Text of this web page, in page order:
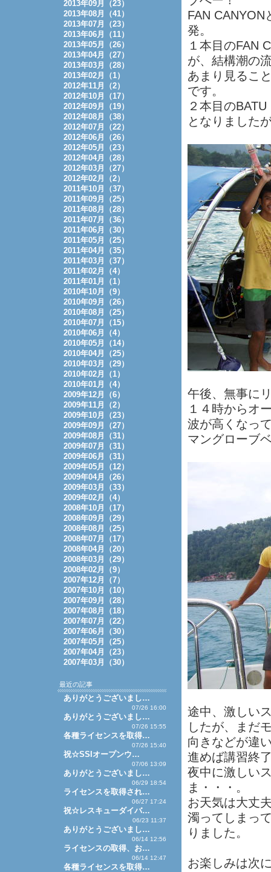
FAN CANYON
発。
１本目のFAN
が、結構潮の
あまり見るこ
です。
２本目の
となりました
午後、無事に
１４時からオ
波が高くなっ
マングローブ
途中、激しい
したが、まだ
向きなどが違
進めば講習終
夜中に激しい
ま・・・。
お天気は大丈
濁ってしまっ
りました。
お楽しみは次
2013年09月（23）
2013年08月（41）
2013年07月（23）
2013年06月（11）
2013年05月（26）
2013年04月（27）
2013年03月（28）
2013年02月（1）
2012年11月（2）
2012年10月（17）
2012年09月（19）
2012年08月（38）
2012年07月（22）
2012年06月（26）
2012年05月（23）
2012年04月（28）
2012年03月（27）
2012年02月（2）
2011年10月（37）
2011年09月（25）
2011年08月（28）
2011年07月（36）
2011年06月（30）
2011年05月（25）
2011年04月（35）
2011年03月（37）
2011年02月（4）
2011年01月（1）
2010年10月（9）
2010年09月（26）
2010年08月（25）
2010年07月（15）
2010年06月（4）
2010年05月（14）
2010年04月（25）
2010年03月（29）
2010年02月（1）
2010年01月（4）
2009年12月（6）
2009年11月（2）
2009年10月（23）
2009年09月（27）
2009年08月（31）
2009年07月（31）
2009年06月（31）
2009年05月（12）
2009年04月（26）
2009年03月（33）
2009年02月（4）
2008年10月（17）
2008年09月（29）
2008年08月（25）
2008年07月（17）
2008年04月（20）
2008年03月（29）
2008年02月（9）
2007年12月（7）
2007年10月（10）
2007年09月（28）
2007年08月（18）
2007年07月（22）
2007年06月（30）
2007年05月（25）
2007年04月（23）
2007年03月（30）
最近の記事
ありがとうございまし…
07/26 16:00
ありがとうございまし…
07/26 15:55
各種ライセンスを取得…
07/26 15:40
祝☆SSIオープンウ…
07/06 13:09
ありがとうございまし…
06/29 18:54
ライセンスを取得され…
06/27 17:24
祝☆レスキューダイバ…
06/23 11:37
ありがとうございまし…
06/14 12:56
ライセンスの取得、お…
06/14 12:47
各種ライセンスを取得…